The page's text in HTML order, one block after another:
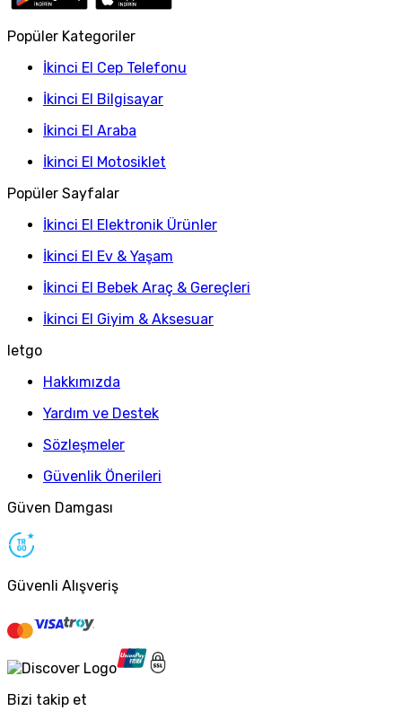
Popüler Kategoriler
İkinci El Cep Telefonu
İkinci El Bilgisayar
İkinci El Araba
İkinci El Motosiklet
Popüler Sayfalar
İkinci El Elektronik Ürünler
İkinci El Ev & Yaşam
İkinci El Bebek Araç & Gereçleri
İkinci El Giyim & Aksesuar
letgo
Hakkımızda
Yardım ve Destek
Sözleşmeler
Güvenlik Önerileri
Güven Damgası
Güvenli Alışveriş
Bizi takip et